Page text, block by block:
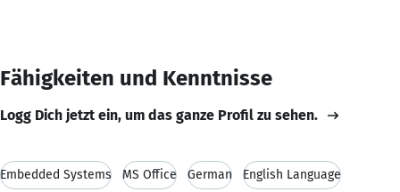
Fähigkeiten und Kenntnisse
Logg Dich jetzt ein, um das ganze Profil zu sehen.
Embedded Systems MS Office German English Language